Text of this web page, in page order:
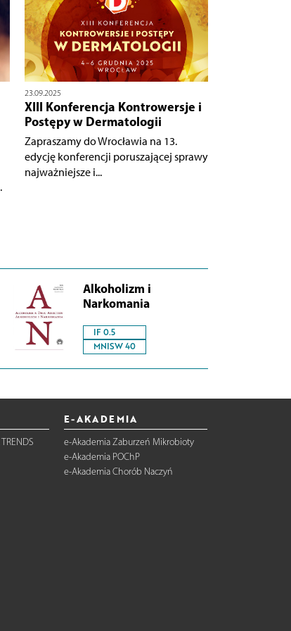
23.09.2025
XIII Konferencja Kontrowersje i
Postępy w Dermatologii
Zapraszamy do Wrocławia na 13.
edycję konferencji poruszającej sprawy
najważniejsze i...
Alkoholizm i
Narkomania
IF 0.5
MNISW 40
E-AKADEMIA
e-Akademia Zaburzeń Mikrobioty
e-Akademia POChP
e-Akademia Chorób Naczyń